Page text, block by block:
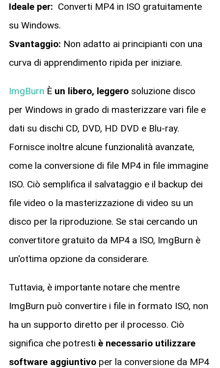
Ideale per: Converti MP4 in ISO gratuitamente
su Windows.
Svantaggio: Non adatto ai principianti con una
curva di apprendimento ripida per iniziare.
ImgBurn È un libero, leggerosoluzione disco
per Windows in grado di masterizzare vari file e
dati su dischi CD, DVD, HD DVD e Blu-ray.
Fornisce inoltre alcune funzionalità avanzate,
come la conversione di file MP4 in file immagine
ISO. Ciò semplifica il salvataggio e il backup dei
file video o la masterizzazione di video su un
disco per la riproduzione. Se stai cercando un
convertitore gratuito da MP4 a ISO, ImgBurn è
un'ottima opzione da considerare.
Tuttavia, è importante notare che mentre
ImgBurn può convertire i file in formato ISO, non
ha un supporto diretto per il processo. Ciò
significa che potresti è necessario utilizzare
software aggiuntivoper la conversione da MP4